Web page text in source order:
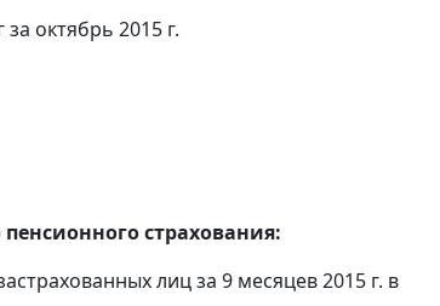
за октябрь 2015 г.
страхования:
лиц за 9 месяцев 2015 г. в